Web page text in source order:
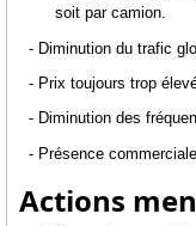
soit par camion.
- Diminution du trafic
- Prix toujours trop
- Diminution des
- Présence
Actions